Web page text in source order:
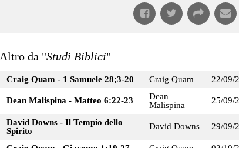
Altro da "Studi Biblici"
Craig Quam - 1 Samuele 28;3-20 Craig Quam 22/09/
Dean Malispina - Matteo 6:22-23
Dean
Malispina
25/09/
David Downs - Il Tempio dello
Spirito
David Downs 29/09/